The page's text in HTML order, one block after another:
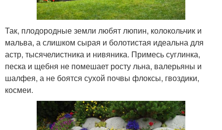
Так, плодородные земли любят люпин, колокольчик и
мальва, а слишком сырая и болотистая идеальна для
астр, тысячелистника и нивяника. Примесь суглинка,
песка и щебня не помешает росту льна, валерьяны и
шалфея, а не боятся сухой почвы флоксы, гвоздики,
космеи.